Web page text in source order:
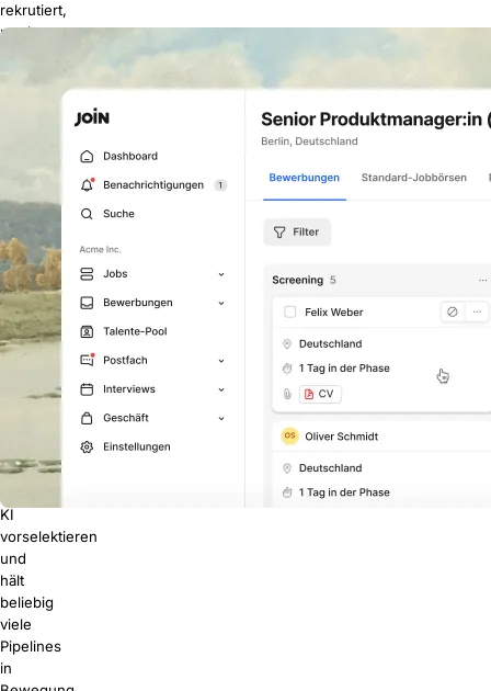
rekrutiert,
merkt
Manuelles
Veröffentlichen
Postfach
an
ihre
Grenzen.
Join
postet
jede
lässt
KI
vorselektieren
und
hält
beliebig
viele
Pipelines
in